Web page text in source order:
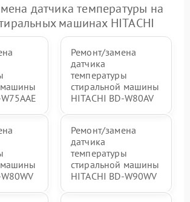
датчика температуры на
машинах HITACHI
машины
Ремонт/замена
датчика
температуры
стиральной машины
HITACHI BD-W80AV
машины
Ремонт/замена
датчика
температуры
стиральной машины
HITACHI BD-W90WV